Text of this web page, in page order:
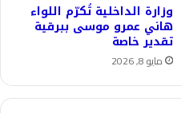
وزارة الداخلية تُكرّم اللواء
هاني عمرو موسى ببرقية
تقدير خاصة
مايو 8, 2026